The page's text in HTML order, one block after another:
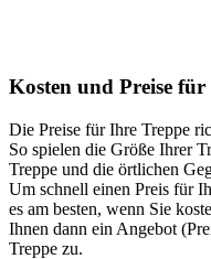
Kosten und Preise
Die Preise für Ihre Treppe
So spielen die Größe Ihrer
Treppe und die örtlichen
Um schnell einen Preis für
es am besten, wenn Sie
Ihnen dann ein Angebot
Treppe zu.